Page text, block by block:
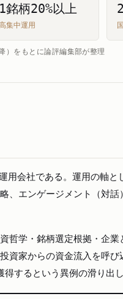
1銘柄20%以上
集中運用
）をもとに論評編集部が整理
用会社である。運用の軸と
、エンゲージメント（対話
哲学・銘柄選定根拠・企業
資家からの資金流入を呼び
するという異例の滑り出